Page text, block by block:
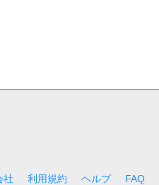
社 利用規約 ヘルプ FAQ